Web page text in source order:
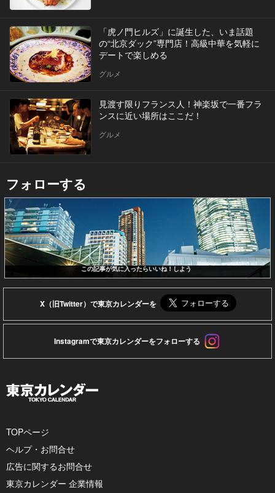
「虎ノ門ヒルズ」に誕生した、いま話題
の“北京ダック”専門店！高級中華を気軽に
デートで楽しめる
グルメ
見渡す限りフランス人！神楽坂で一番フラ
ンスに近い場所はここだ！
グルメ
フォローする
この記事が気に入ったらいいね！しよう
X（旧Twitter）で東京カレンダーを
Instagramで東京カレンダーをフォローする
TOPページ
ヘルプ・お問合せ
広告に関するお問合せ
東京カレンダー 企業情報